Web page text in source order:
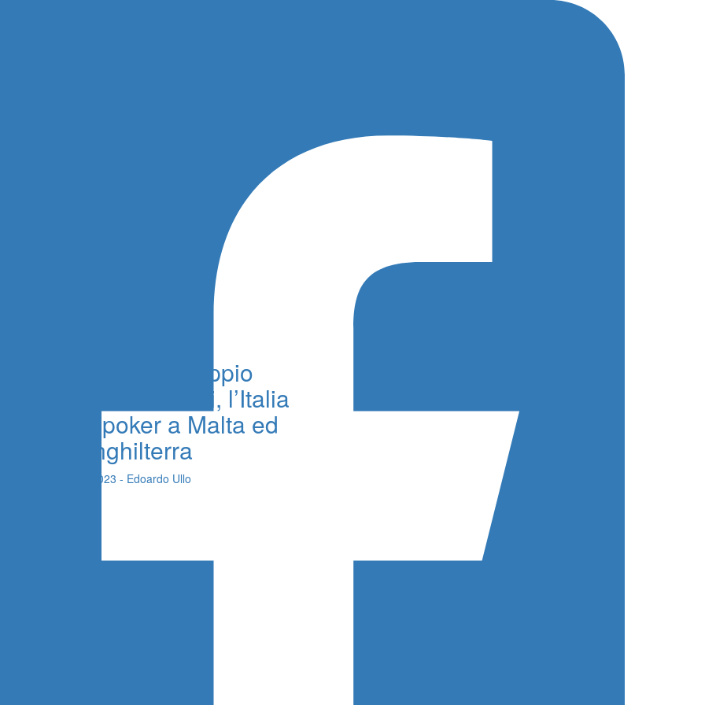
Bonaventura, doppio
Berardi e Frattesi, l’Italia
cala il poker a Malta ed
ora l’Inghilterra
14 Ottobre 2023 - Edoardo Ullo